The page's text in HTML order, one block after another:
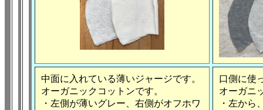
中面に入れている薄いジャージです。
オーガニックコットンです。
・左側が薄いグレー、右側がオフホワ
口側に使
オーガニ
・左から